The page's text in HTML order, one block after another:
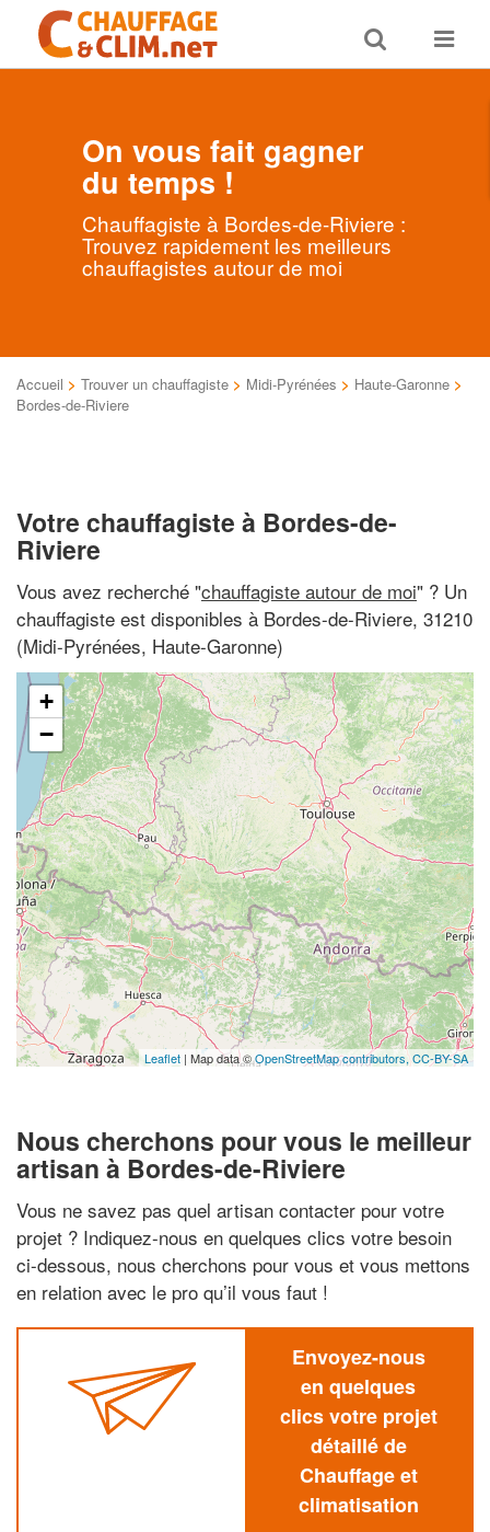
Toggle
search
Toggle
On vous fait gagner
du temps !
Chauffagiste à Bordes-de-Riviere :
Trouvez rapidement les meilleurs
chauffagistes autour de moi
Accueil > Trouver un chauffagiste > Midi-Pyrénées > Haute-Garonne >
Bordes-de-Riviere
Votre chauffagiste à Bordes-de-
Riviere
Vous avez recherché "chauffagiste autour de moi" ? Un
chauffagiste est disponibles à Bordes-de-Riviere, 31210
(Midi-Pyrénées, Haute-Garonne)
+
−
Leaflet | Map data ©OpenStreetMap contributors, CC-BY-SA
Nous cherchons pour vous le meilleur
artisan à Bordes-de-Riviere
Vous ne savez pas quel artisan contacter pour votre
projet ? Indiquez-nous en quelques clics votre besoin
ci-dessous, nous cherchons pour vous et vous mettons
en relation avec le pro qu’il vous faut !
Envoyez-nous
en quelques
clics votre projet
détaillé de
Chauffage et
climatisation